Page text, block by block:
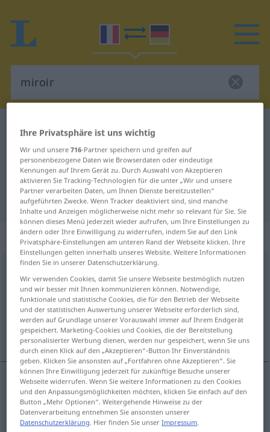
Französisch-Deutsch Wörterbuch
Französisch-Deutsch Übersetzung
für "miroir"
"miroir" Deutsch Übersetzung
„miroir“: masculin
miroir [miʀwaʀ]m
Übersicht aller Übersetzungen
(Für mehr Details die Übersetzung anklicken/antippen)
Spiegel spiegelglatte, spiegelnde Fläche
Spiegelm miroir
Ihre Privatsphäre ist uns wichtig
Wir und unsere716-Partner speichern und greifen auf
personenbezogene Daten wie Browserdaten oder eindeutige
Kennungen auf Ihrem Gerät zu. Durch Auswahl von Akzeptieren
aktivieren Sie Tracking-Technologien für die unter „Wir und unsere
Partner verarbeiten Daten, um Ihnen Dienste bereitzustellen“
aufgeführten Zwecke. Wenn Tracker deaktiviert sind, sind manche
Inhalte und Anzeigen möglicherweise nicht mehr so relevant für Sie. Sie
können dieses Menü jederzeit wieder aufrufen, um Ihre Einstellungen zu
ändern oder Ihre Einwilligung zu widerrufen, indem Sie auf den Link
Privatsphäre-Einstellungen am unteren Rand der Webseite klicken. Ihre
Einstellungen gelten innerhalb unseres Website. Weitere Informationen
finden Sie in unserer Datenschutzerklärung.
Wir verwenden Cookies, damit Sie unsere Webseite bestmöglich nutzen
und wir besser mit Ihnen kommunizieren können. Notwendige,
funktionale und statistische Cookies, die für den Betrieb der Webseite
und der statistischen Auswertung unserer Webseite erforderlich sind,
werden auf Grundlage unserer Vorauswahl immer auf Ihrem Endgerät
gespeichert. Marketing-Cookies und Cookies, die der Bereitstellung
personalisierter Werbung dienen, werden nur gespeichert, wenn Sie uns
durch einen Klick auf den „Akzeptieren“-Button Ihr Einverständnis
geben. Klicken Sie ansonsten auf „Fortfahren ohne Akzeptieren“. Sie
können Ihre Einwilligung jederzeit für zukünftige Besuche unserer
Webseite widerrufen. Wenn Sie weitere Informationen zu den Cookies
und den Anpassungsmöglichkeiten möchten, klicken Sie einfach auf den
Button „Mehr Optionen“. Weitergehende Hinweise zu der
Datenverarbeitung entnehmen Sie ansonsten unserer
Datenschutzerklärung. Hier finden Sie unserImpressum.